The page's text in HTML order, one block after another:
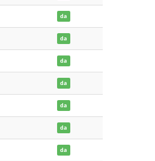
da
da
da
da
da
da
da